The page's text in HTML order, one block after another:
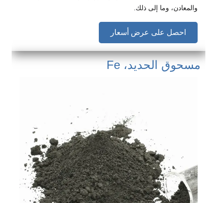
والمعادن، وما إلى ذلك.
احصل على عرض أسعار
مسحوق الحديد، Fe